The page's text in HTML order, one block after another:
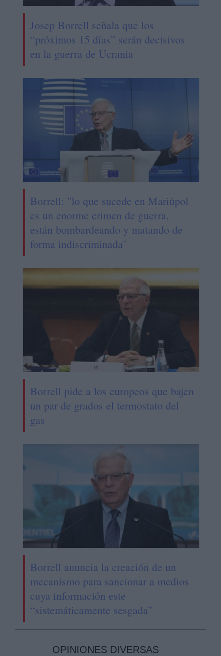
Josep Borrell señala que los
“próximos 15 días” serán decisivos
en la guerra de Ucrania
Borrell: "lo que sucede en Mariúpol
es un enorme crimen de guerra,
están bombardeando y matando de
forma indiscriminada"
Borrell pide a los europeos que bajen
un par de grados el termostato del
gas
Borrell anuncia la creación de un
mecanismo para sancionar a medios
cuya información este
“sistemáticamente sesgada”
OPINIONES DIVERSAS